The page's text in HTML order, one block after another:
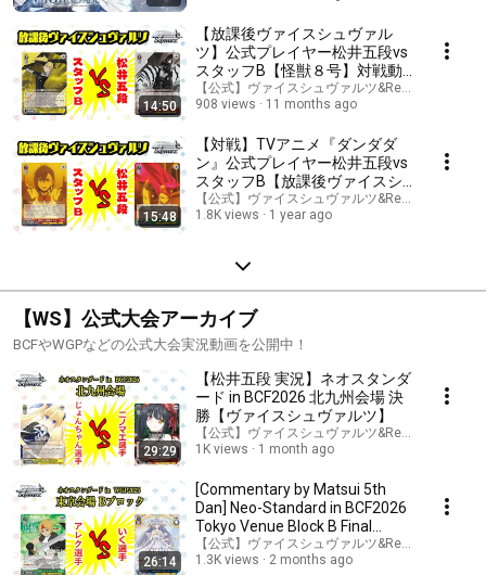
14:50
【放課後ヴァイスシュヴァル
ツ】公式プレイヤー松井五段vs
スタッフB【怪獣８号】対戦動
画
【公式】ヴァイスシュヴァルツ&Reバースチャン
908 views
11 months ago
15:48
【対戦】TVアニメ『ダンダダ
ン』公式プレイヤー松井五段vs
スタッフB【放課後ヴァイスシ
ュヴァルツ】対戦動画
【公式】ヴァイスシュヴァルツ&Reバースチャン
1.8K views
1 year ago
【WS】公式大会アーカイブ
BCFやWGPなどの公式大会実況動画を公開中！
29:29
【松井五段 実況】ネオスタンダ
ード in BCF2026 北九州会場 決
勝【ヴァイスシュヴァルツ】
【公式】ヴァイスシュヴァルツ&Reバースチャン
1K views
1 month ago
26:14
[Commentary by Matsui 5th
Dan] Neo-Standard in BCF2026
Tokyo Venue Block B Final
[Weiss Schwarz]
【公式】ヴァイスシュヴァルツ&Reバースチャン
1.3K views
2 months ago